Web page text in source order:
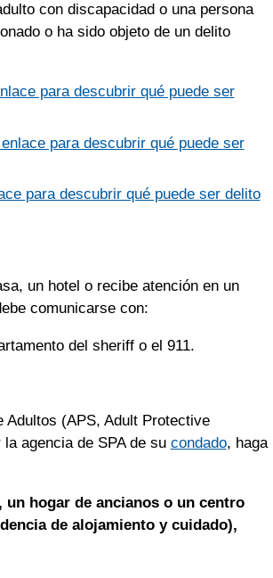
con discapacidad o una persona
o ha sido objeto de un delito
para descubrir qué puede ser
para descubrir qué puede ser
para descubrir qué puede ser delito
un hotel o recibe atención en un
comunicarse con:
del sheriff o el 911.
Adultos (APS, Adult Protective
agencia de SPA de su condado, haga
hogar de ancianos o un centro
de alojamiento y cuidado),